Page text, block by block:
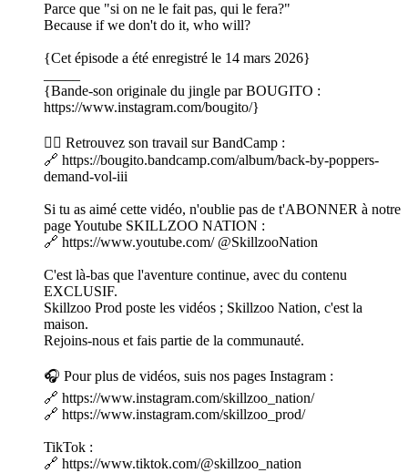
Parce que "si on ne le fait pas, qui le fera?"
Because if we don't do it, who will?
{Cet épisode a été enregistré le 14 mars 2026}
{Bande-son originale du jingle par BOUGITO :
https://www.instagram.com/bougito/}
👉🏼 Retrouvez son travail sur BandCamp :
🔗 https://bougito.bandcamp.com/album/back-by-poppers-
demand-vol-iii
Si tu as aimé cette vidéo, n'oublie pas de t'ABONNER à notre
page Youtube SKILLZOO NATION :
🔗 https://www.youtube.com/ ⁨@SkillzooNation⁩
C'est là-bas que l'aventure continue, avec du contenu
EXCLUSIF.
Skillzoo Prod poste les vidéos ; Skillzoo Nation, c'est la
maison.
Rejoins-nous et fais partie de la communauté.
🎧 Pour plus de vidéos, suis nos pages Instagram :
🔗 https://www.instagram.com/skillzoo_nation/
🔗 https://www.instagram.com/skillzoo_prod/
TikTok :
🔗 https://www.tiktok.com/@skillzoo_nation